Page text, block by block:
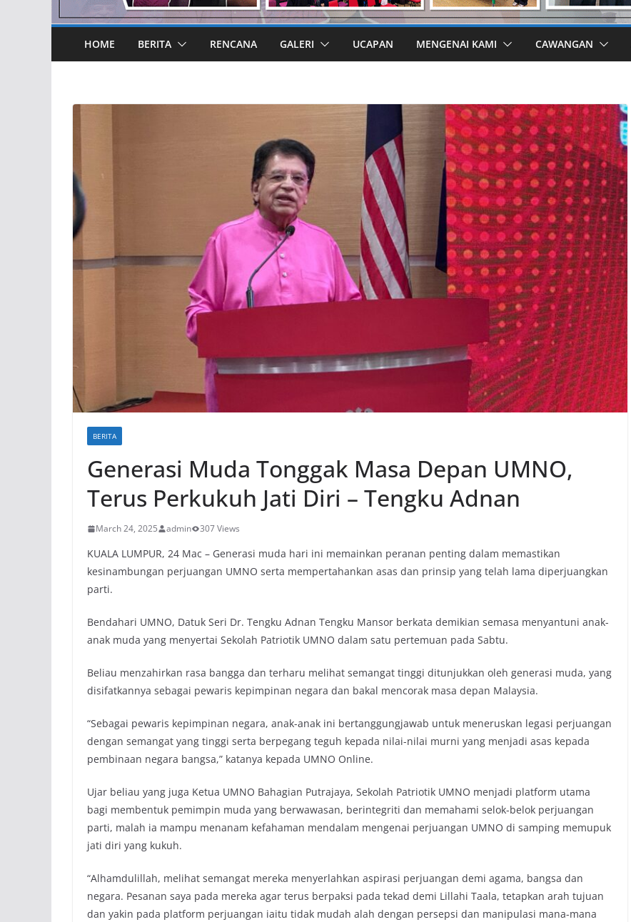
HOME BERITA RENCANA GALERI UCAPAN MENGENAI KAMI CAWANGAN
BERITA
Generasi Muda Tonggak Masa Depan UMNO,
Terus Perkukuh Jati Diri – Tengku Adnan
March 24, 2025 admin 307 Views
KUALA LUMPUR, 24 Mac – Generasi muda hari ini memainkan peranan penting dalam memastikan
kesinambungan perjuangan UMNO serta mempertahankan asas dan prinsip yang telah lama diperjuangkan
parti.
Bendahari UMNO, Datuk Seri Dr. Tengku Adnan Tengku Mansor berkata demikian semasa menyantuni anak-
anak muda yang menyertai Sekolah Patriotik UMNO dalam satu pertemuan pada Sabtu.
Beliau menzahirkan rasa bangga dan terharu melihat semangat tinggi ditunjukkan oleh generasi muda, yang
disifatkannya sebagai pewaris kepimpinan negara dan bakal mencorak masa depan Malaysia.
“Sebagai pewaris kepimpinan negara, anak-anak ini bertanggungjawab untuk meneruskan legasi perjuangan
dengan semangat yang tinggi serta berpegang teguh kepada nilai-nilai murni yang menjadi asas kepada
pembinaan negara bangsa,” katanya kepada UMNO Online.
Ujar beliau yang juga Ketua UMNO Bahagian Putrajaya, Sekolah Patriotik UMNO menjadi platform utama
bagi membentuk pemimpin muda yang berwawasan, berintegriti dan memahami selok-belok perjuangan
parti, malah ia mampu menanam kefahaman mendalam mengenai perjuangan UMNO di samping memupuk
jati diri yang kukuh.
“Alhamdulillah, melihat semangat mereka menyerlahkan aspirasi perjuangan demi agama, bangsa dan
negara. Pesanan saya pada mereka agar terus berpaksi pada tekad demi Lillahi Taala, tetapkan arah tujuan
dan yakin pada platform perjuangan iaitu tidak mudah alah dengan persepsi dan manipulasi mana-mana